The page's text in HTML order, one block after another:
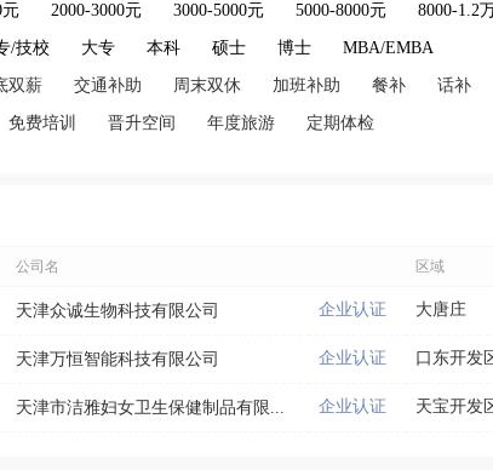
元 2000-3000元 3000-5000元 5000-8000元 8000-1.2
/技校 大专 本科 硕士 博士 MBA/EMBA
双薪 交通补助 周末双休 加班补助 餐补 话补
免费培训 晋升空间 年度旅游 定期体检
公司名 区域
天津众诚生物科技有限公司 企业认证 大唐庄
天津万恒智能科技有限公司 企业认证 口东开发
天津市洁雅妇女卫生保健制品有限... 企业认证 天宝开发